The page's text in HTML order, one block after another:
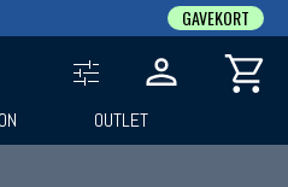
GAVEKORT
OUTLET